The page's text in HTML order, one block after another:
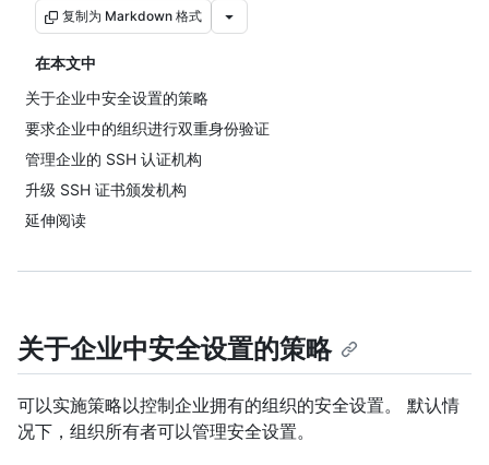
复制为 Markdown 格式
在本文中
关于企业中安全设置的策略
要求企业中的组织进行双重身份验证
管理企业的 SSH 认证机构
升级 SSH 证书颁发机构
延伸阅读
关于企业中安全设置的策略
可以实施策略以控制企业拥有的组织的安全设置。 默认情
况下，组织所有者可以管理安全设置。